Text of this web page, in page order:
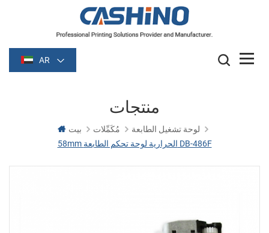
AR
منتجات
بيت مُكَمِّلات
لوحة تشغيل الطابعة
58mm الحرارية لوحة تحكم الطابعة DB-486F